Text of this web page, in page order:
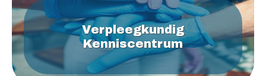
Verpleegkundig
Kenniscentrum